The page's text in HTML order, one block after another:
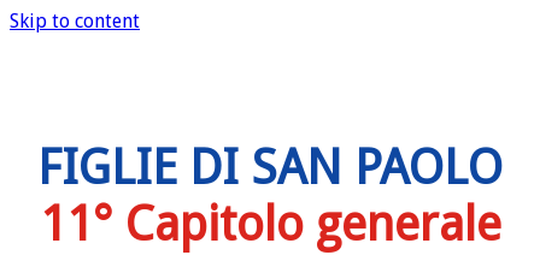
Skip to content
FIGLIE DI SAN PAOLO
11° Capitolo generale